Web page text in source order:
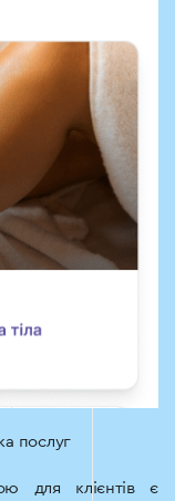
послуг
для клієнтів є